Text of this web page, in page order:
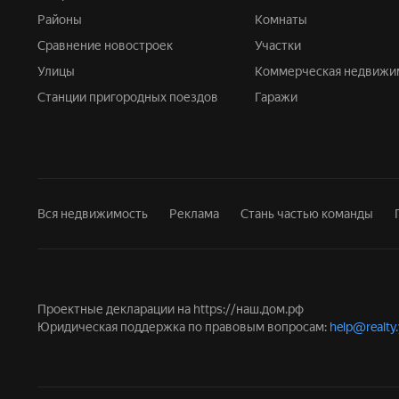
Районы
Сравнение новостроек
Улицы
Станции пригородных поездов
Комнаты
Участки
Коммерческая
Гаражи
Вся недвижимость Реклама Стань частью команды
Проектные декларации на https://наш.дом.рф
Юридическая поддержка по правовым вопросам: